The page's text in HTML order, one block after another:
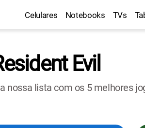
Celulares Notebooks TVs
Evil
nossa lista com os 5 melhores